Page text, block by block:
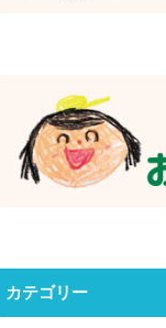
カテゴリー